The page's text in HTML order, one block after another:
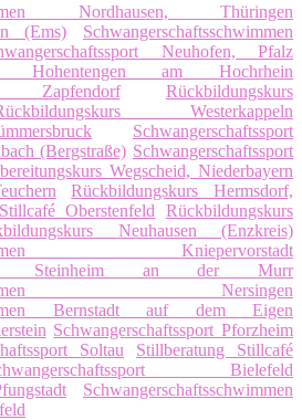
Nordhausen, Thüringen
(Ems)
Schwangerschaftsschwimmen
Neuhofen, Pfalz
Hohentengen am Hochrhein
Zapfendorf
Rückbildungskurs
Westerkappeln
Schwangerschaftssport
(Bergstraße) Schwangerschaftssport
Wegscheid, Niederbayern
Rückbildungskurs Hermsdorf,
Oberstenfeld
Rückbildungskurs
Neuhausen (Enzkreis)
Kniepervorstadt
Steinheim an der Murr
Nersingen
Bernstadt auf dem Eigen
Schwangerschaftssport Pforzheim
Soltau
Stillberatung Stillcafé
Bielefeld
Schwangerschaftsschwimmen